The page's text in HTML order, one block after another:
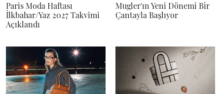
Paris Moda Haftası
İlkbahar/Yaz 2027 Takvimi
Açıklandı
Mugler'ın Yeni Dönemi Bir
Çantayla Başlıyor